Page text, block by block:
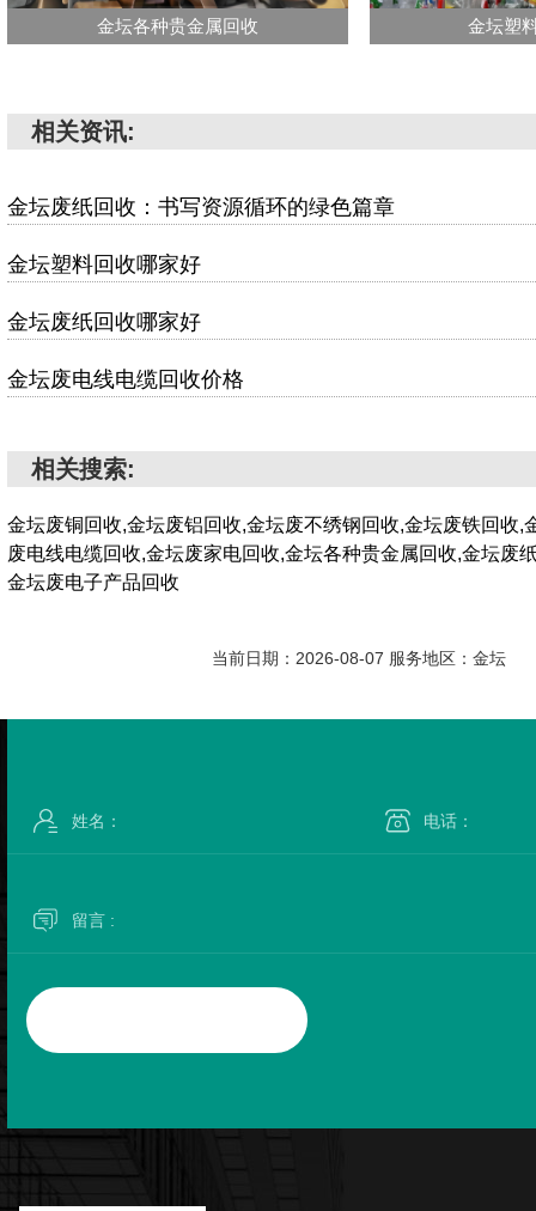
金坛各种贵金属回收 金坛塑
相关资讯:
金坛废纸回收：书写资源循环的绿色篇章
金坛塑料回收哪家好
金坛废纸回收哪家好
金坛废电线电缆回收价格
相关搜索:
金坛废铜回收,金坛废铝回收,金坛废不绣钢回收,金坛废铁回收,
废电线电缆回收,金坛废家电回收,金坛各种贵金属回收,金坛废
金坛废电子产品回收
当前日期：2026-08-07 服务地区：金坛